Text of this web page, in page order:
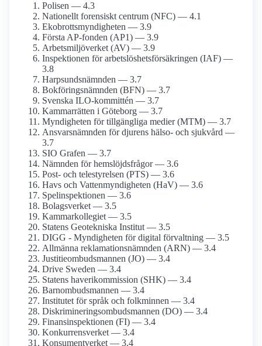
Polisen — 4.3
Nationellt forensiskt centrum (NFC) — 4.1
Ekobrotts­myndigheten — 3.9
Första AP-fonden (AP1) — 3.9
Arbetsmiljö­verket (AV) — 3.9
Inspektionen för arbetslöshets­försäkringen (IAF) —
3.8
Harpsunds­nämnden — 3.7
Bokförings­nämnden (BFN) — 3.7
Svenska ILO-kommittén — 3.7
Kammarrätten i Göteborg — 3.7
Myndigheten för tillgängliga medier (MTM) — 3.7
Ansvarsnämnden för djurens hälso- och sjukvård —
3.7
SIO Grafen — 3.7
Nämnden för hemslöjds­frågor — 3.6
Post- och tele­styrelsen (PTS) — 3.6
Havs och Vatten­myndigheten (HaV) — 3.6
Spel­inspektionen — 3.6
Bolagsverket — 3.5
Kammar­kollegiet — 3.5
Statens Geotekniska Institut — 3.5
DIGG - Myndigheten för digital förvaltning — 3.5
Allmänna reklamations­nämnden (ARN) — 3.4
Justitie­ombudsmannen (JO) — 3.4
Drive Sweden — 3.4
Statens haveri­kommission (SHK) — 3.4
Barnombudsmannen — 3.4
Institutet för språk och folkminnen — 3.4
Diskriminerings­ombudsmannen (DO) — 3.4
Finans­inspektionen (FI) — 3.4
Konkurrens­verket — 3.4
Konsument­verket — 3.4